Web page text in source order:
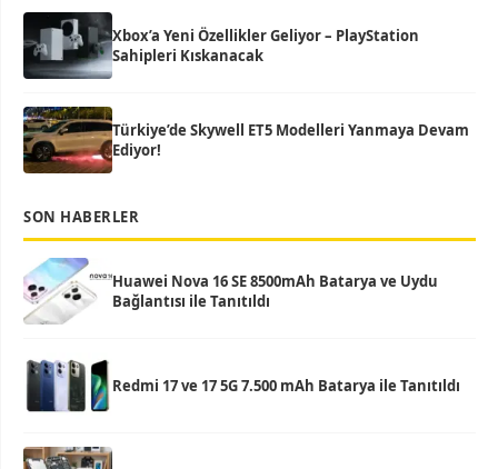
Xbox’a Yeni Özellikler Geliyor – PlayStation
Sahipleri Kıskanacak
Türkiye’de Skywell ET5 Modelleri Yanmaya Devam
Ediyor!
SON HABERLER
Huawei Nova 16 SE 8500mAh Batarya ve Uydu
Bağlantısı ile Tanıtıldı
Redmi 17 ve 17 5G 7.500 mAh Batarya ile Tanıtıldı